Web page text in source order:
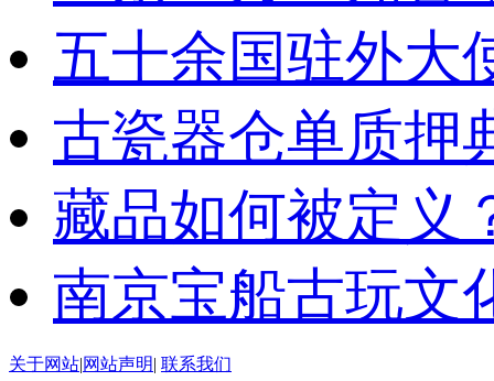
五十余国驻外大
古瓷器仓单质押
藏品如何被定义
南京宝船古玩文
关于网站|网站声明| 联系我们